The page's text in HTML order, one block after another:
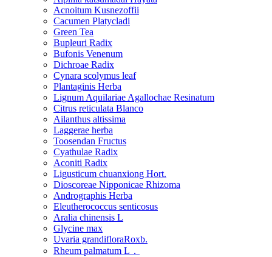
Acnoitum Kusnezoffii
Cacumen Platycladi
Green Tea
Bupleuri Radix
Bufonis Venenum
Dichroae Radix
Cynara scolymus leaf
Plantaginis Herba
Lignum Aquilariae Agallochae Resinatum
Citrus reticulata Blanco
Ailanthus altissima
Laggerae herba
Toosendan Fructus
Cyathulae Radix
Aconiti Radix
Ligusticum chuanxiong Hort.
Dioscoreae Nipponicae Rhizoma
Andrographis Herba
Eleutherococcus senticosus
Aralia chinensis L
Glycine max
Uvaria grandifloraRoxb.
Rheum palmatum L．